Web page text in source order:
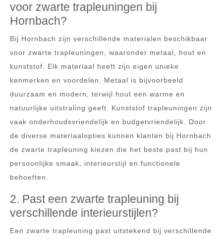
voor zwarte trapleuningen bij
Hornbach?
Bij Hornbach zijn verschillende materialen beschikbaar
voor zwarte trapleuningen, waaronder metaal, hout en
kunststof. Elk materiaal heeft zijn eigen unieke
kenmerken en voordelen. Metaal is bijvoorbeeld
duurzaam en modern, terwijl hout een warme en
natuurlijke uitstraling geeft. Kunststof trapleuningen zijn
vaak onderhoudsvriendelijk en budgetvriendelijk. Door
de diverse materiaalopties kunnen klanten bij Hornbach
de zwarte trapleuning kiezen die het beste past bij hun
persoonlijke smaak, interieurstijl en functionele
behoeften.
2. Past een zwarte trapleuning bij
verschillende interieurstijlen?
Een zwarte trapleuning past uitstekend bij verschillende